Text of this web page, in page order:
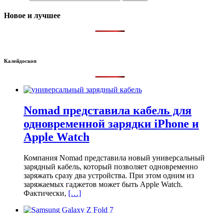
Новое и лучшее
Калейдоскоп
Nomad представила кабель для
одновременной зарядки iPhone и
Apple Watch
Компания Nomad представила новый универсальный
зарядный кабель, который позволяет одновременно
заряжать сразу два устройства. При этом одним из
заряжаемых гаджетов может быть Apple Watch.
Фактически, […]